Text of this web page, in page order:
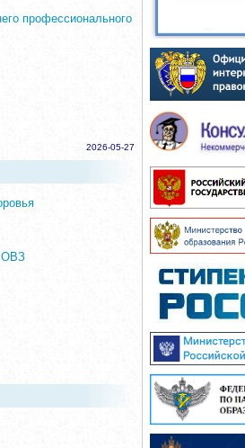
профессионального
2026-05-27
ОВЗ